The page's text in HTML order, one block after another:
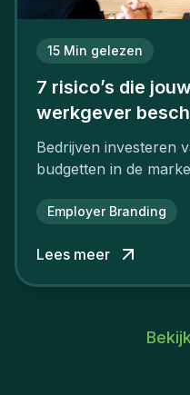
15 Min gelezen
7 risico’s die
werkgever
Bedrijven investeren
budgetten in de
Employer Branding
Lees meer